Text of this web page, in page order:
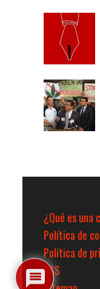
¿Qué es una
Política de
Política de
RSS